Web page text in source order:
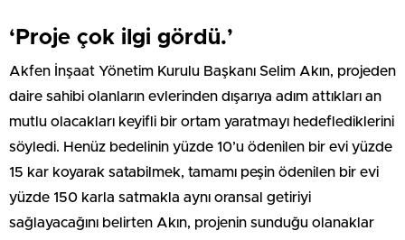
‘Proje çok ilgi gördü.’
Akfen İnşaat Yönetim Kurulu Başkanı Selim Akın, projeden
daire sahibi olanların evlerinden dışarıya adım attıkları an
mutlu olacakları keyifli bir ortam yaratmayı hedeflediklerini
söyledi. Henüz bedelinin yüzde 10’u ödenilen bir evi yüzde
15 kar koyarak satabilmek, tamamı peşin ödenilen bir evi
yüzde 150 karla satmakla aynı oransal getiriyi
sağlayacağını belirten Akın, projenin sunduğu olanaklar